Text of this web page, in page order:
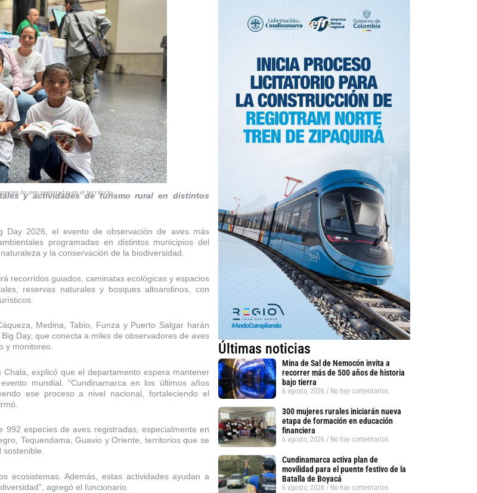
de aves registradas en el territorio.
y actividades de turismo rural en distintos
Day 2026, el evento de observación de aves más
programadas en distintos municipios del
y la conservación de la biodiversidad.
recorridos guiados, caminatas ecológicas y espacios
reservas naturales y bosques altoandinos, con
Medina, Tabio, Funza y Puerto Salgar harán
Day, que conecta a miles de observadores de aves
y monitoreo.
explicó que el departamento espera mantener
mundial. “Cundinamarca en los últimos años
ese proceso a nivel nacional, fortaleciendo el
especies de aves registradas, especialmente en
Tequendama, Guavio y Oriente, territorios que se
sostenible.
ecosistemas. Además, estas actividades ayudan a
agregó el funcionario.
Últimas noticias
Mina de Sal de Nemocón invita a
recorrer más de 500 años de historia
bajo tierra
6 agosto, 2026 No hay comentarios
300 mujeres rurales iniciarán nueva
etapa de formación en educación
financiera
6 agosto, 2026 No hay comentarios
Cundinamarca activa plan de
movilidad para el puente festivo de la
Batalla de Boyacá
6 agosto, 2026 No hay comentarios